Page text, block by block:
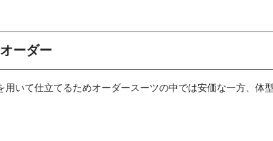
ーダー
用いて仕立てるためオーダースーツの中では安価な一方、